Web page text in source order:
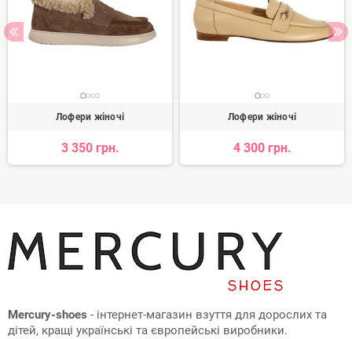
Лофери жіночі
3 350 грн.
Лофери жіночі
4 300 грн.
Mercury-shoes - інтернет-магазин взуття для дорослих та
дітей, кращі українські та європейські виробники.